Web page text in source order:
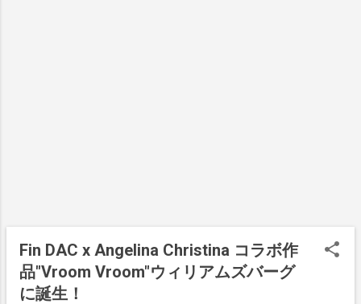
Fin DAC x Angelina Christina コラボ作
品"Vroom Vroom"ウィリアムズバーグ
に誕生！